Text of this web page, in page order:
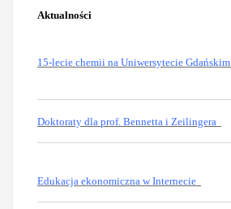
Aktualności
15-lecie chemii na Uniwersytecie Gdańskim
Doktoraty dla prof. Bennetta i Zeilingera
Edukacja ekonomiczna w Internecie